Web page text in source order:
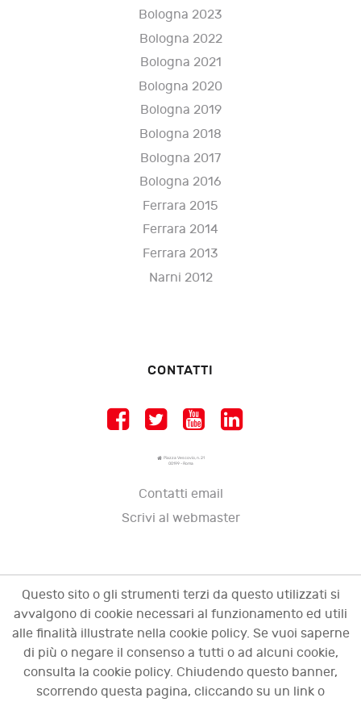
Bologna 2023
Bologna 2022
Bologna 2021
Bologna 2020
Bologna 2019
Bologna 2018
Bologna 2017
Bologna 2016
Ferrara 2015
Ferrara 2014
Ferrara 2013
Narni 2012
CONTATTI
Piazza Vescovio, n. 21
00199 - Roma
Contatti email
Scrivi al webmaster
© 2009 - 2026 OCI - Osservatorio sulle crisi
Questo sito o gli strumenti terzi da questo utilizzati si
avvalgono di cookie necessari al funzionamento ed utili
alle finalità illustrate nella cookie policy. Se vuoi saperne
di più o negare il consenso a tutti o ad alcuni cookie,
consulta la cookie policy. Chiudendo questo banner,
scorrendo questa pagina, cliccando su un link o